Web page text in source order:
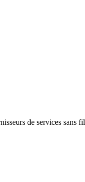
de services sans fil